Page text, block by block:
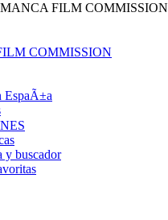
FILM COMMISSION
COMMISSION
EspaÃ±a
y buscador